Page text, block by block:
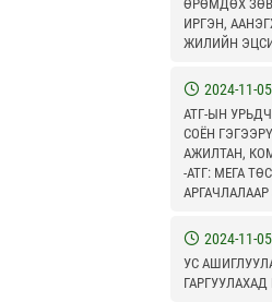
ӨРӨМДӨХ
ИРГЭН,
ЖИЛИЙН
2024-11-05
АТГ-ЫН
СОЁН
АЖИЛТАН,
-АТГ: МЕГА
2024-11-05
УС